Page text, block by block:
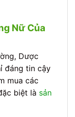
Nữ Của
Dược
đáng tin cậy
mua các
biệt là sản